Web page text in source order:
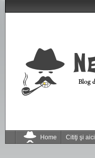
Home Citiţi şi aici